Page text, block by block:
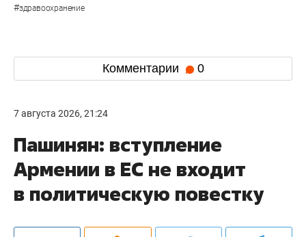
#здравоохранение
Комментарии 0
7 августа 2026, 21:24
Пашинян: вступление
Армении в ЕС не входит
в политическую повестку